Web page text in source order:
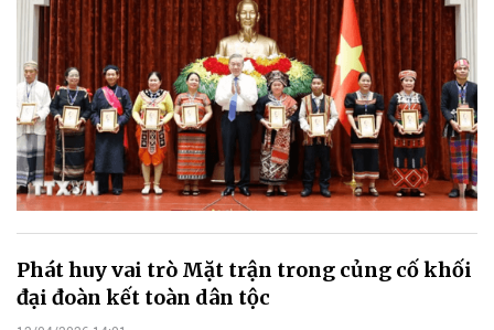
Phát huy vai trò Mặt trận trong củng cố khối
đại đoàn kết toàn dân tộc